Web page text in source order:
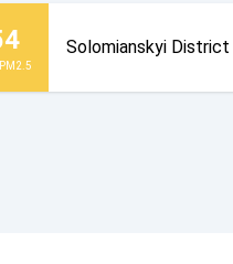
Solomianskyi District